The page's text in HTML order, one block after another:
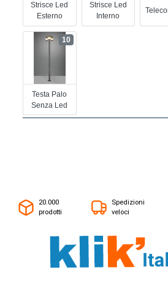
Strisce Led
Esterno
Strisce Led
Interno
Testa Palo
Senza Led
10
20.000
prodotti
Spedizioni
veloci